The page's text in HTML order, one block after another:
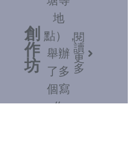
創
作
坊
地
點），
舉辦
了多
個寫
作
閱
讀
更
多